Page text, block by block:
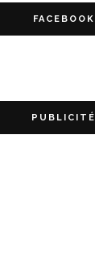
FACEBOOK
PUBLICITÉ